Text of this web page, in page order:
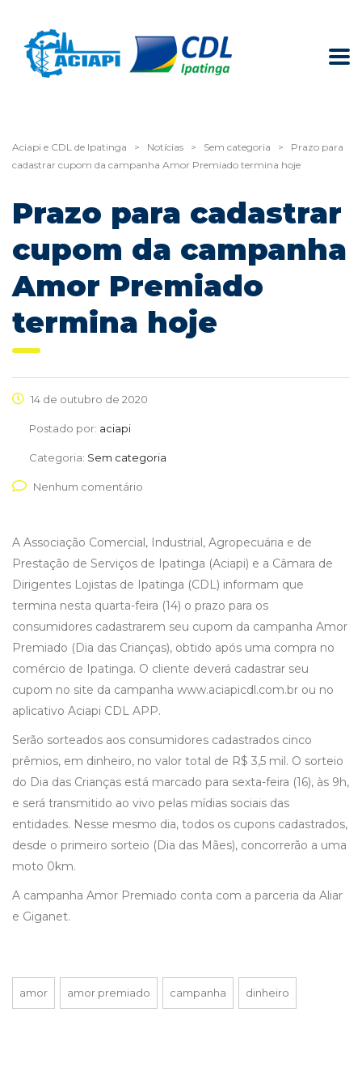
Aciapi e CDL de Ipatinga > Notícias > Sem categoria >
Prazo para
cadastrar cupom da campanha Amor Premiado termina hoje
Prazo para cadastrar
cupom da campanha
Amor Premiado
termina hoje
14 de outubro de 2020
Postado por: aciapi
Categoria: Sem categoria
Nenhum comentário
A Associação Comercial, Industrial, Agropecuária e de
Prestação de Serviços de Ipatinga (Aciapi) e a Câmara de
Dirigentes Lojistas de Ipatinga (CDL) informam que
termina nesta quarta-feira (14) o prazo para os
consumidores cadastrarem seu cupom da campanha Amor
Premiado (Dia das Crianças), obtido após uma compra no
comércio de Ipatinga. O cliente deverá cadastrar seu
cupom no site da campanha www.aciapicdl.com.br ou no
aplicativo Aciapi CDL APP.
Serão sorteados aos consumidores cadastrados cinco
prêmios, em dinheiro, no valor total de R$ 3,5 mil. O sorteio
do Dia das Crianças está marcado para sexta-feira (16), às 9h,
e será transmitido ao vivo pelas mídias sociais das
entidades. Nesse mesmo dia, todos os cupons cadastrados,
desde o primeiro sorteio (Dia das Mães), concorrerão a uma
moto 0km.
A campanha Amor Premiado conta com a parceria da Aliar
e Giganet.
amor amor premiado campanha dinheiro